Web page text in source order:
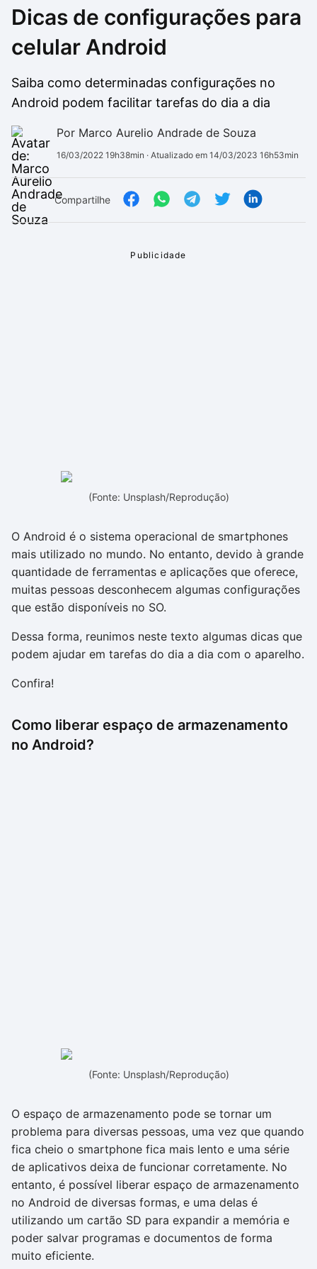
Drivers
Outros
Dicas de configurações para
celular Android
Saiba como determinadas configurações no
Android podem facilitar tarefas do dia a dia
Por Marco Aurelio Andrade de Souza
16/03/2022 19h38min · Atualizado em 14/03/2023 16h53min
Compartilhe
(Fonte: Unsplash/Reprodução)
O Android é o sistema operacional de smartphones
mais utilizado no mundo. No entanto, devido à grande
quantidade de ferramentas e aplicações que oferece,
muitas pessoas desconhecem algumas configurações
que estão disponíveis no SO.
Dessa forma, reunimos neste texto algumas dicas que
podem ajudar em tarefas do dia a dia com o aparelho.
Confira!
Como liberar espaço de armazenamento
no Android?
(Fonte: Unsplash/Reprodução)
O espaço de armazenamento pode se tornar um
problema para diversas pessoas, uma vez que quando
fica cheio o smartphone fica mais lento e uma série
de aplicativos deixa de funcionar corretamente. No
entanto, é possível liberar espaço de armazenamento
no Android de diversas formas, e uma delas é
utilizando um cartão SD para expandir a memória e
poder salvar programas e documentos de forma
muito eficiente.